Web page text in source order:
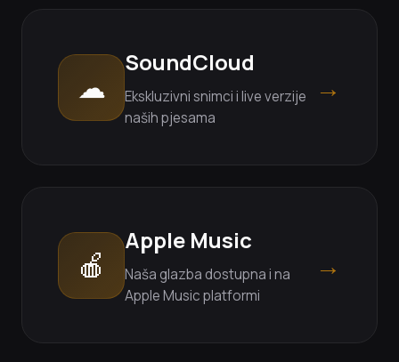
☁
SoundCloud
Ekskluzivni snimci i live verzije
naših pjesama
→
🍎
Apple Music
Naša glazba dostupna i na
Apple Music platformi
→